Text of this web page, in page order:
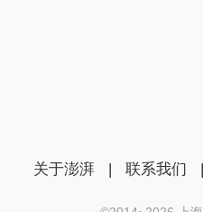
关于澎湃 | 联系我们